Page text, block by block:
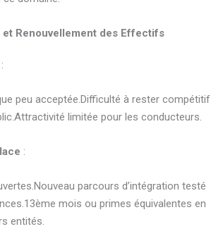
Renouvellement des Effectifs
:
peu acceptée.Difficulté à rester compétitif
limitée pour les conducteurs.
:
parcours d’intégration testé
mois ou primes équivalentes en
entités.